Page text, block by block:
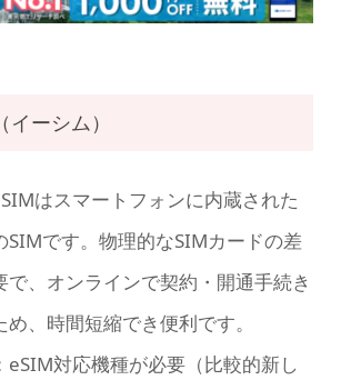
ーシム）
はスマートフォンに内蔵された
SIMです。物理的なSIMカードの差
で、オンラインで契約・開通手続き
、時間短縮でき便利です。
eSIM対応機種が必要（比較的新し